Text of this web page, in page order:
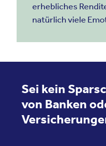
erhebliches
natürlich viele
Sei kein
von Banken